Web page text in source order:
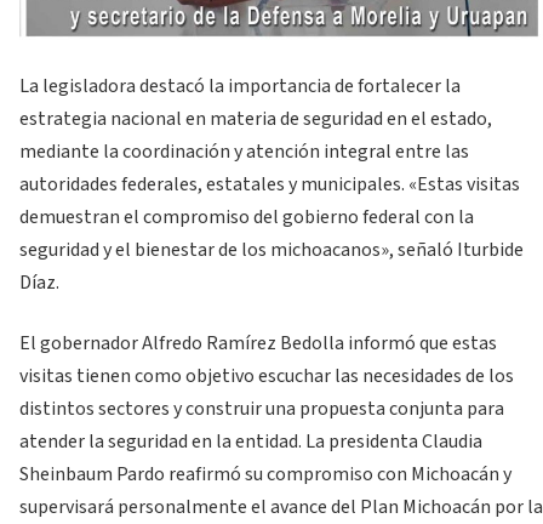
La legisladora destacó la importancia de fortalecer la
estrategia nacional en materia de seguridad en el estado,
mediante la coordinación y atención integral entre las
autoridades federales, estatales y municipales. «Estas visitas
demuestran el compromiso del gobierno federal con la
seguridad y el bienestar de los michoacanos», señaló Iturbide
Díaz.
El gobernador Alfredo Ramírez Bedolla informó que estas
visitas tienen como objetivo escuchar las necesidades de los
distintos sectores y construir una propuesta conjunta para
atender la seguridad en la entidad. La presidenta Claudia
Sheinbaum Pardo reafirmó su compromiso con Michoacán y
supervisará personalmente el avance del Plan Michoacán por la